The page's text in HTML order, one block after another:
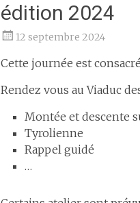
édition 2024
12 septembre 2024
Cette journée est
Rendez vous au Viaduc
Montée et descente
Tyrolienne
Rappel guidé
…